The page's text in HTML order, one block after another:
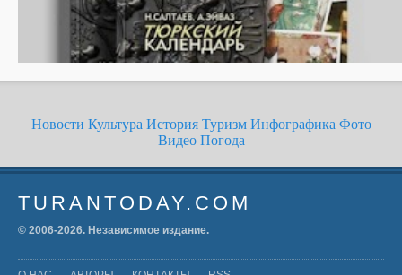
Новости Культура История Туризм Инфографика Фото
Видео Погода
TURANTODAY.COM
© 2006-2026. Независимое издание.